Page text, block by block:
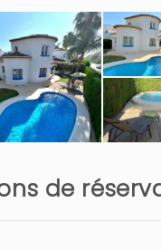
sitio donde
y descansar
, la piscina y lo
de limpieza para
de